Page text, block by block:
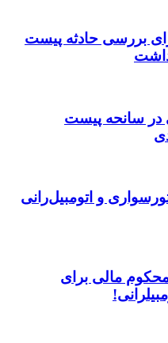
بررسی حادثه پیست
سانحه پیست
و اتومبیل‌رانی
مالی برای